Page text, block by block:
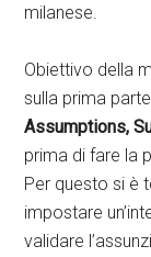
milanese.
Obiettivo della
sulla prima
Assumptions,
prima di fare la
Per questo si è
impostare
validare